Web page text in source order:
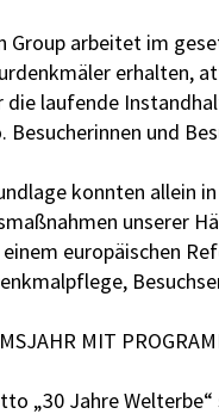
Group arbeitet im
erhalten,
laufende
Besucherinnen und
konnten allein
unserer
einem europäischen
MIT
„30 Jahre